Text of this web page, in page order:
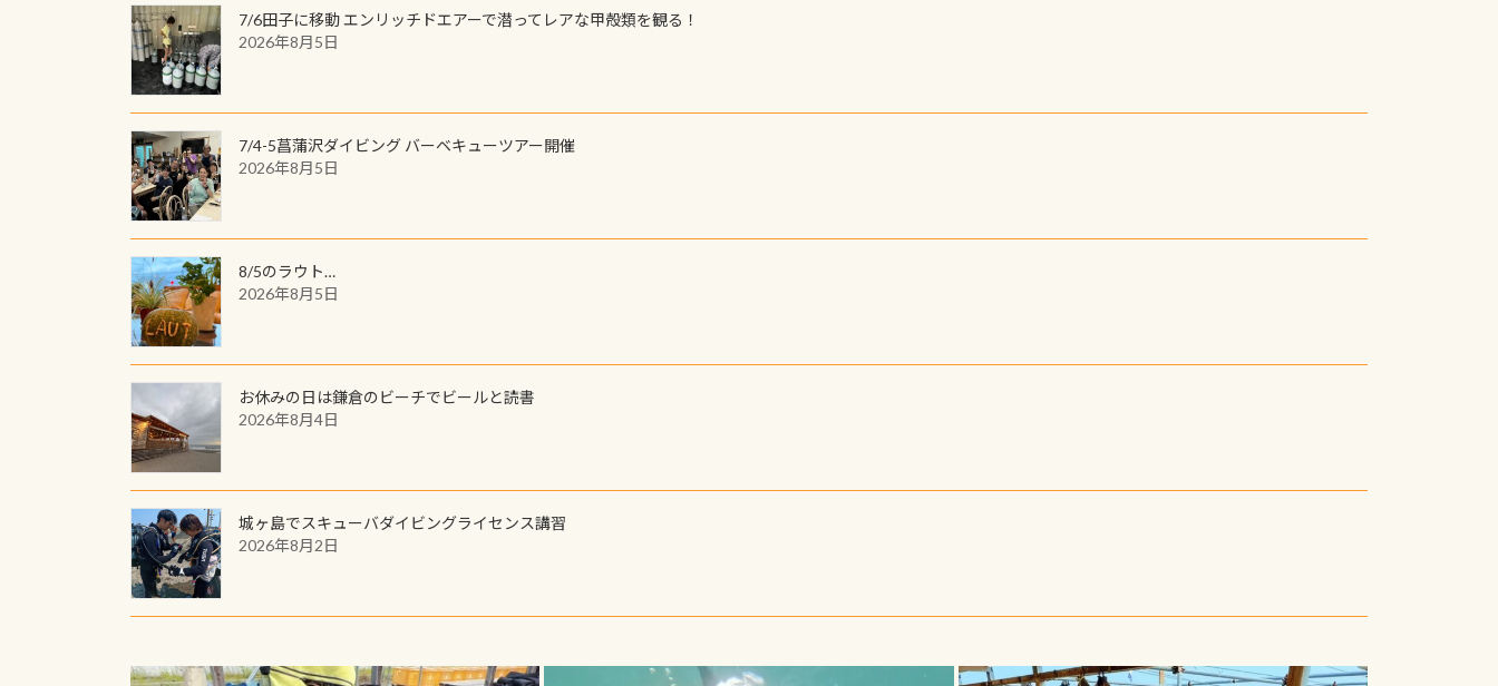
7/6田子に移動 エンリッチドエアーで潜ってレアな甲殻類を観る！
2026年8月5日
7/4-5菖蒲沢ダイビング バーベキューツアー開催
2026年8月5日
8/5のラウト…
2026年8月5日
お休みの日は鎌倉のビーチでビールと読書
2026年8月4日
城ヶ島でスキューバダイビングライセンス講習
2026年8月2日